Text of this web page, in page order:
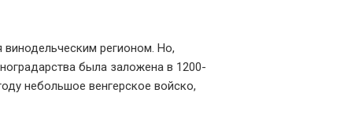
регионом. Но,
была заложена в 1200-
небольшое венгерское войско,